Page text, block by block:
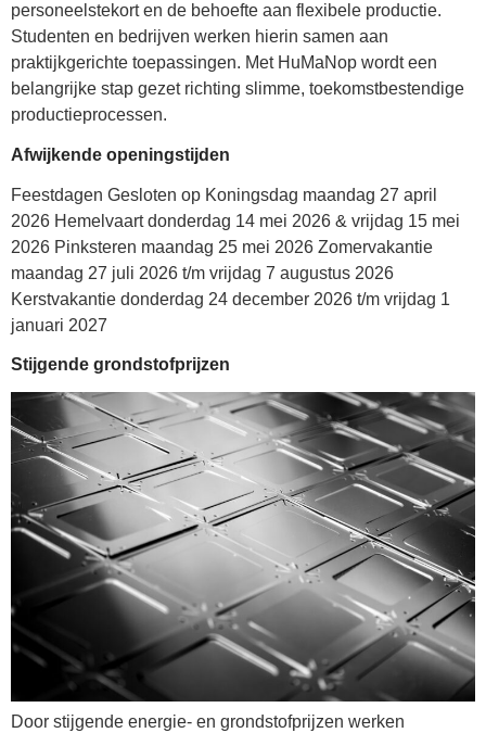
personeelstekort en de behoefte aan flexibele productie.
Studenten en bedrijven werken hierin samen aan
praktijkgerichte toepassingen. Met HuMaNop wordt een
belangrijke stap gezet richting slimme, toekomstbestendige
productieprocessen.
Afwijkende openingstijden
Feestdagen Gesloten op Koningsdag maandag 27 april
2026 Hemelvaart donderdag 14 mei 2026 & vrijdag 15 mei
2026 Pinksteren maandag 25 mei 2026 Zomervakantie
maandag 27 juli 2026 t/m vrijdag 7 augustus 2026
Kerstvakantie donderdag 24 december 2026 t/m vrijdag 1
januari 2027
Stijgende grondstofprijzen
Door stijgende energie- en grondstofprijzen werken